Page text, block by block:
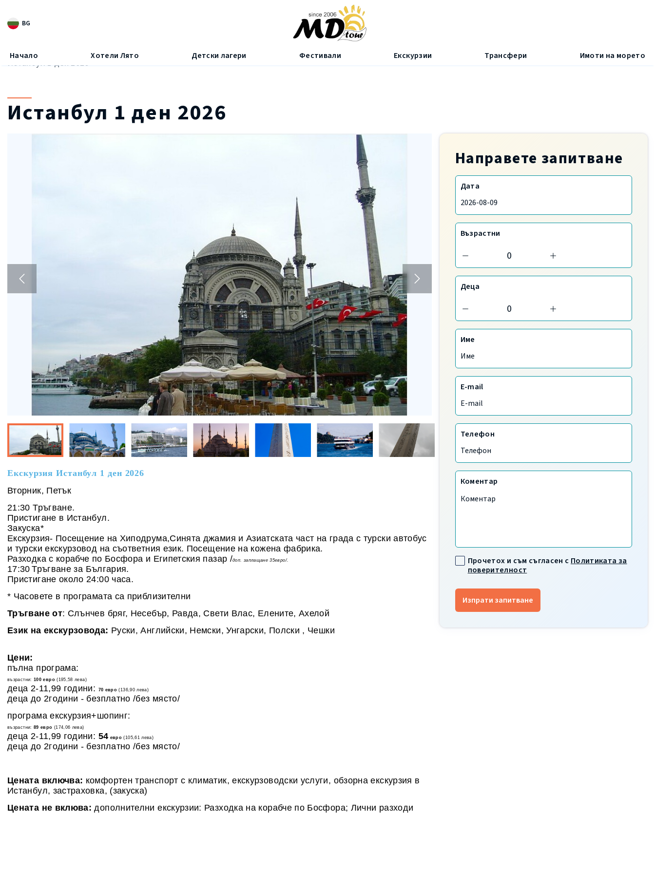
BG
Начало Хотели Лято
Несебър
(5)
Детски лагери
Несебър
Фестивали Екскурзии Трансфери Имоти на морето
Истанбул 1 ден 2026
Истанбул 1 ден 2026
Екскурзия Истанбул 1 ден 2026
Вторник, Петък
21:30 Тръгване.
Пристигане в Истанбул.
Закуска*
Екскурзия- Посещение на Хиподрума,Синята джамия и Азиатската част на града с турски автобус
и турски екскурзовод на съответния език. Посещение на кожена фабрика.
Разходка с корабче по Босфора и Египетския пазар /доп. заплащане 35евро/.
17:30 Тръгване за България.
Пристигане около 24:00 часа.
* Часовете в програмата са приблизителни
Тръгване от: Слънчев бряг, Несебър, Равда, Свети Влас, Елените, Ахелой
Език на екскурзовода: Руски, Английски, Немски, Унгарски, Полски , Чешки
Цени:
пълна програма:
възрастни: 100 евро(195,58 лева)
деца 2-11,99 години: 70 евро(136,90 лева)
деца до 2години - безплатно /без място/
програма екскурзия+шопинг:
възрастни: 89 евро (174,06 лева)
деца 2-11,99 години: 54 евро(105,61 лева)
деца до 2години - безплатно /без място/
Цената включва: комфортен транспорт с климатик, екскурзоводски услуги, обзорна екскурзия в
Истанбул, застраховка, (закуска)
Цената не вклюва:дополнителни екскурзии: Разходка на корабче по Босфора; Лични разходи
Направете запитване
Дата
Възрастни
Деца
Име
E-mail
Телефон
Коментар
Прочетох и съм съгласен с Политиката за
поверителност